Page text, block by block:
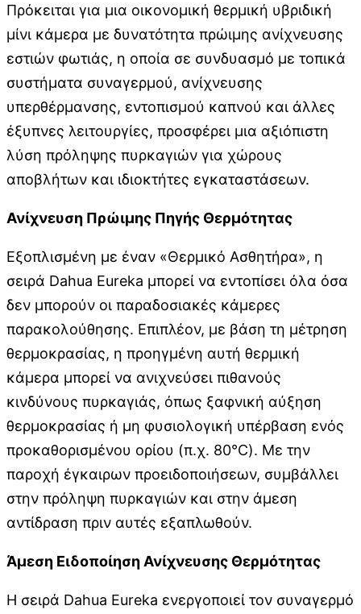
Πρόκειται για μια οικονομική θερμική υβριδική
μίνι κάμερα με δυνατότητα πρώιμης ανίχνευσης
εστιών φωτιάς, η οποία σε συνδυασμό με τοπικά
συστήματα συναγερμού, ανίχνευσης
υπερθέρμανσης, εντοπισμού καπνού και άλλες
έξυπνες λειτουργίες, προσφέρει μια αξιόπιστη
λύση πρόληψης πυρκαγιών για χώρους
αποβλήτων και ιδιοκτήτες εγκαταστάσεων.
Ανίχνευση Πρώιμης Πηγής Θερμότητας
Εξοπλισμένη με έναν «Θερμικό Ασθητήρα», η
σειρά Dahua Eureka μπορεί να εντοπίσει όλα όσα
δεν μπορούν οι παραδοσιακές κάμερες
παρακολούθησης. Επιπλέον, με βάση τη μέτρηση
θερμοκρασίας, η προηγμένη αυτή θερμική
κάμερα μπορεί να ανιχνεύσει πιθανούς
κινδύνους πυρκαγιάς, όπως ξαφνική αύξηση
θερμοκρασίας ή μη φυσιολογική υπέρβαση ενός
προκαθορισμένου ορίου (π.χ. 80°C). Με την
παροχή έγκαιρων προειδοποιήσεων, συμβάλλει
στην πρόληψη πυρκαγιών και στην άμεση
αντίδραση πριν αυτές εξαπλωθούν.
Άμεση Ειδοποίηση Ανίχνευσης Θερμότητας
Η σειρά Dahua Eureka ενεργοποιεί τον συναγερμό